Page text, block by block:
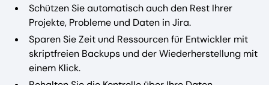
Schützen Sie automatisch auch den Rest Ihrer
Projekte, Probleme und Daten in Jira.
Sparen Sie Zeit und Ressourcen für Entwickler mit
skriptfreien Backups und der Wiederherstellung mit
einem Klick.